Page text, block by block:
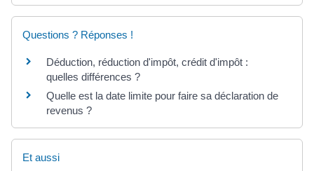
Questions ? Réponses !
Déduction, réduction d'impôt, crédit d'impôt :
quelles différences ?
Quelle est la date limite pour faire sa déclaration de
revenus ?
Et aussi